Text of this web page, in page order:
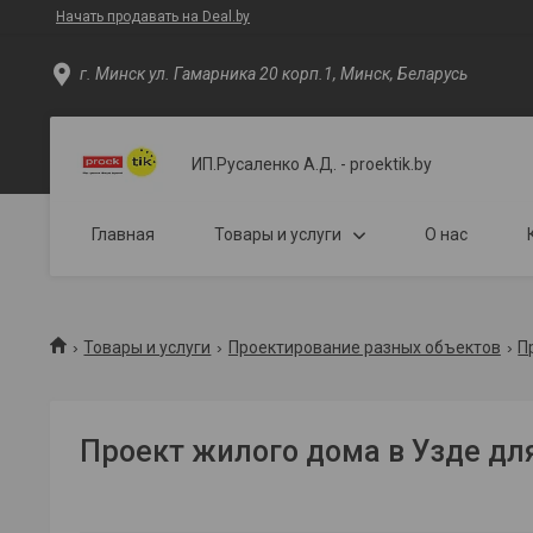
Начать продавать на Deal.by
г. Минск ул. Гамарника 20 корп.1, Минск, Беларусь
ИП.Русаленко А.Д. - proektik.by
Главная Товары и услуги О нас
Товары и услуги Проектирование разных объектов
Проект жилого дома в Узде